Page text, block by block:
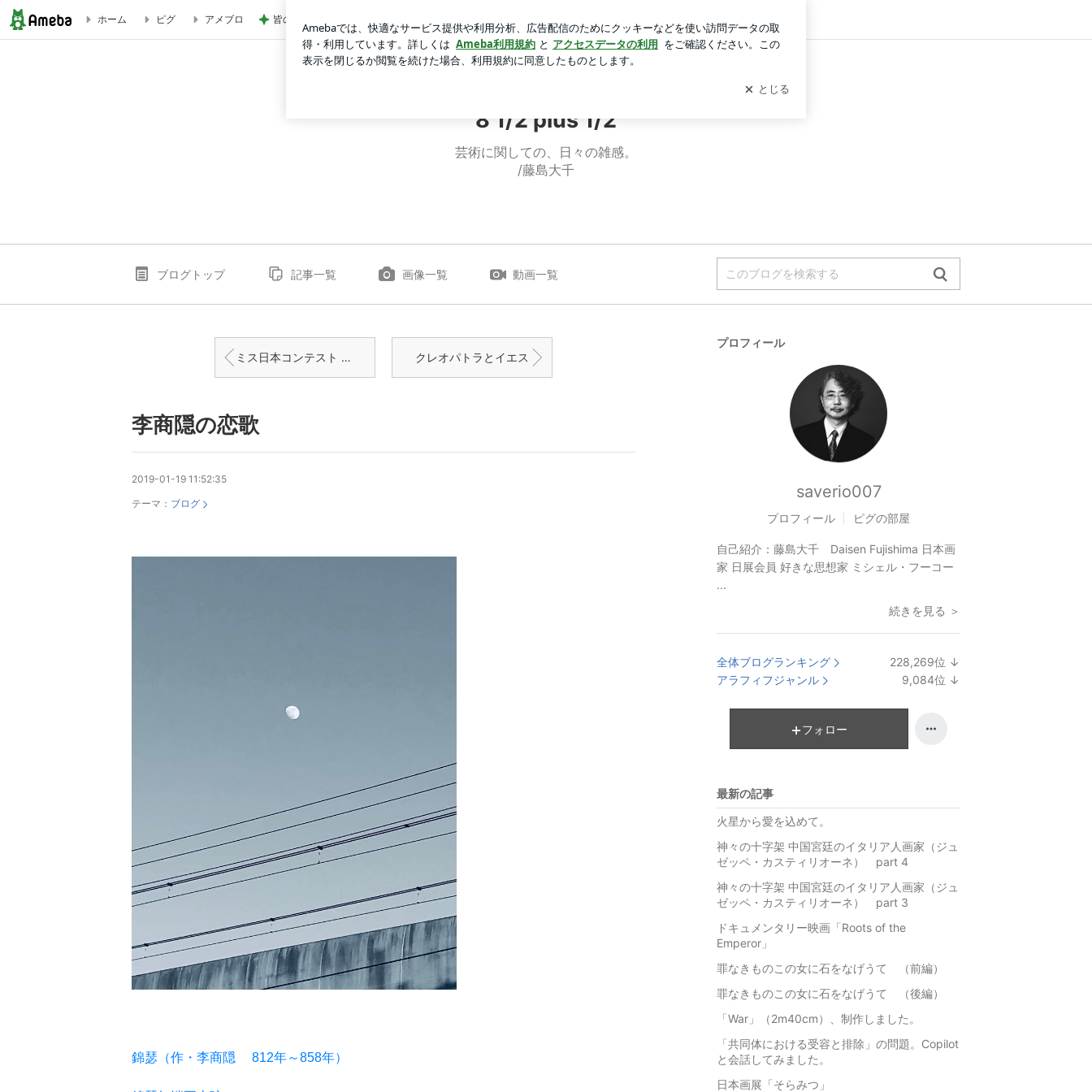
ホーム ピグ アメブロ 皆のおかげで続けられたブログ生活 ログイン
8 1/2 plus 1/2
芸術に関しての、日々の雑感。
/藤島大千
ブログトップ 記事一覧 画像一覧 動画一覧
ミス日本コンテスト 前夜祭 クレオパトラとイエス
李商隠の恋歌
2019-01-19 11:52:35
テーマ： ブログ
錦瑟 （作・李商隠 　812年～858年）
プロフィール
saverio007
プロフィール ピグの部屋
自己紹介： 藤島大千 Daisen Fujishima 日本画
家 日展会員 好きな思想家 ミシェル・フーコー
...
続きを見る ＞
全体ブログランキング 228,269位 ↓
アラフィフジャンル 9,084位 ↓
フォロー
最新の記事
火星から愛を込めて。
神々の十字架 中国宮廷のイタリア人画家（ジュ
ゼッペ・カスティリオーネ） part 4
神々の十字架 中国宮廷のイタリア人画家（ジュ
ゼッペ・カスティリオーネ） part 3
ドキュメンタリー映画「Roots of the
Emperor」
罪なきものこの女に石をなげうて （前編）
罪なきものこの女に石をなげうて （後編）
「War」（2m40cm）、制作しました。
「共同体における受容と排除」の問題。Copilot
と会話してみました。
日本画展「そらみつ」